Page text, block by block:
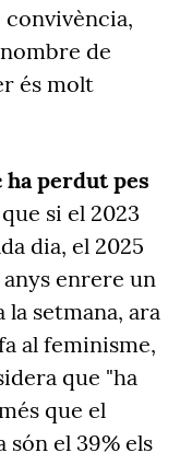
de
és molt
perdut pes
que si el 2023
dia, el 2025
enrere un
la setmana, ara
al feminisme,
que "ha
que el
són el 39% els